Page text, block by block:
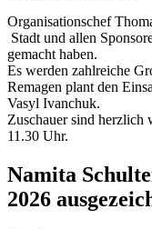
Organisationschef
Stadt und allen
gemacht haben.
Es werden zahlreiche
Remagen plant den
Vasyl Ivanchuk.
Zuschauer sind herzlich
11.30 Uhr.
Namita
2026